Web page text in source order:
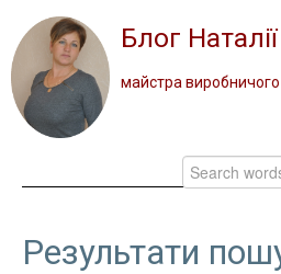
Блог
майстра
ГОЛОВНА
НОВИНИ
Результати